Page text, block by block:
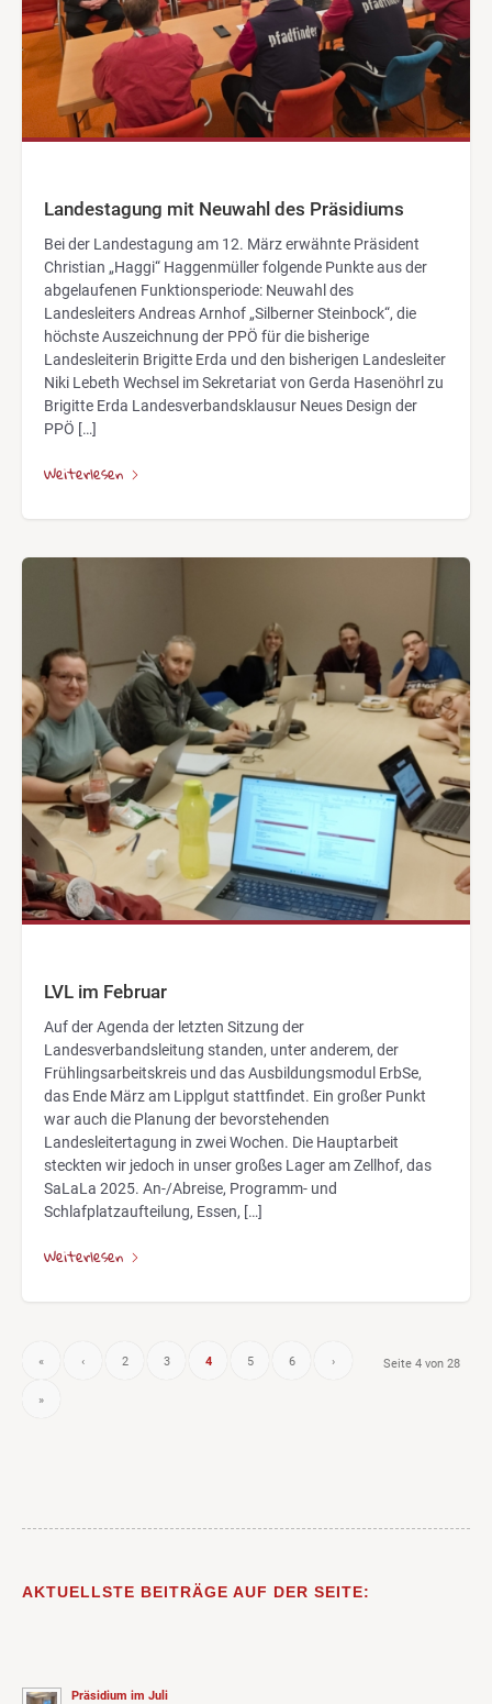
Landestagung mit Neuwahl des Präsidiums
Bei der Landestagung am 12. März erwähnte Präsident
Christian „Haggi“ Haggenmüller folgende Punkte aus der
abgelaufenen Funktionsperiode: Neuwahl des
Landesleiters Andreas Arnhof „Silberner Steinbock“, die
höchste Auszeichnung der PPÖ für die bisherige
Landesleiterin Brigitte Erda und den bisherigen Landesleiter
Niki Lebeth Wechsel im Sekretariat von Gerda Hasenöhrl zu
Brigitte Erda Landesverbandsklausur Neues Design der
PPÖ […]
Weiterlesen
LVL im Februar
Auf der Agenda der letzten Sitzung der
Landesverbandsleitung standen, unter anderem, der
Frühlingsarbeitskreis und das Ausbildungsmodul ErbSe,
das Ende März am Lipplgut stattfindet. Ein großer Punkt
war auch die Planung der bevorstehenden
Landesleitertagung in zwei Wochen. Die Hauptarbeit
steckten wir jedoch in unser großes Lager am Zellhof, das
SaLaLa 2025. An-/Abreise, Programm- und
Schlafplatzaufteilung, Essen, […]
Weiterlesen
Seite 4 von 28
« ‹ 2 3 4 5 6 ›
»
AKTUELLSTE BEITRÄGE AUF DER SEITE:
Präsidium im Juli